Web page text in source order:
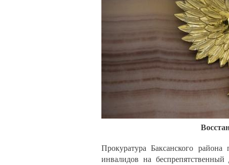
Прокуратура Баксанского района
инвалидов на